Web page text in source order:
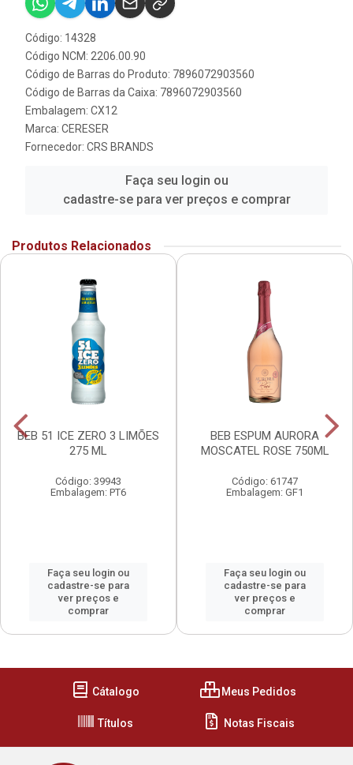
Código: 14328
Código NCM: 2206.00.90
Código de Barras do Produto: 7896072903560
Código de Barras da Caixa: 7896072903560
Embalagem: CX12
Marca: CERESER
Fornecedor: CRS BRANDS
Faça seu login ou
cadastre-se para ver preços e comprar
Produtos Relacionados
BEB 51 ICE ZERO 3 LIMÕES
275 ML
Código: 39943
Embalagem: PT6
Faça seu login ou
cadastre-se para
ver preços e
comprar
BEB ESPUM AURORA
MOSCATEL ROSE 750ML
Código: 61747
Embalagem: GF1
Faça seu login ou
cadastre-se para
ver preços e
comprar
Cátalogo Meus Pedidos
Títulos Notas Fiscais